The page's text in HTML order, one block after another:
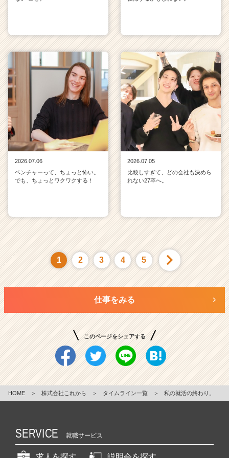
2026.07.06
ベンチャーって、ちょっと怖い。
でも、ちょっとワクワクする！
2026.07.05
比較しすぎて、どの会社も決めら
れない27卒へ。
1 2 3 4 5
仕事をみる
このページをシェアする
HOME ＞ 株式会社これから ＞ タイムライン一覧 ＞ 私の就活の終わり。
SERVICE 就職サービス